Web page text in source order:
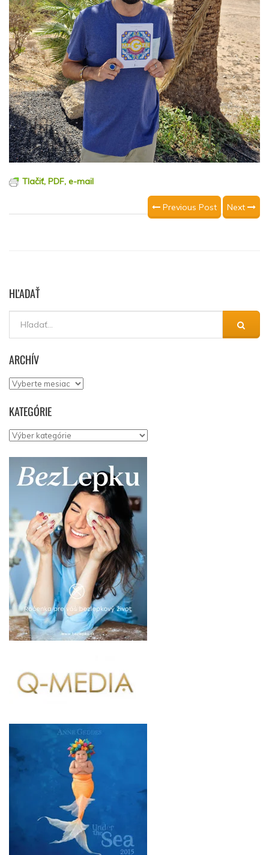
Tlačiť, PDF, e-mail
Previous Post Next
HĽADAŤ
ARCHÍV
Archív
KATEGÓRIE
Kategórie